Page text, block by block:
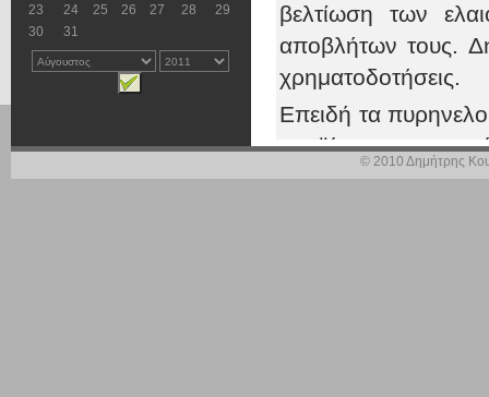
23
24 25 26 27 28
29
30
31
βελτίωση των
αποβλήτων τους.
χρηματοδοτήσεις.
Επειδή τα
προϊόντα, το
Επειδή από τον
© 2010 Δημήτρης